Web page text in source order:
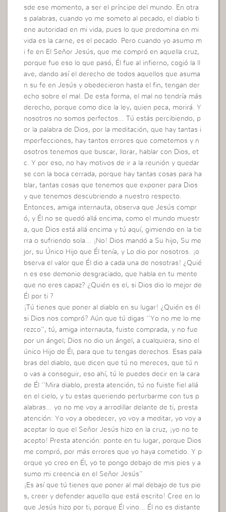
sde ese momento, a ser el príncipe del mundo. En otra
s palabras, cuando yo me someto al pecado, el diablo ti
ene autoridad en mi vida, pues lo que predomina en mi
vida es la carne, es el pecado. Pero cuando yo asumo m
i fe en El Señor Jesús, que me compró en aquella cruz,
porque fue eso lo que pasó, Él fue al infierno, cogió la ll
ave, dando así el derecho de todos aquellos que asuma
n su fe en Jesús y obedecieron hasta el fin, tengan der
echo sobre el mal. De esta forma, el mal no tendría más
derecho, porque como dice la ley, quien peca, morirá. Y
nosotros no somos perfectos… Tú estás percibiendo, p
or la palabra de Dios, por la meditación, que hay tantas i
mperfecciones, hay tantos errores que cometemos y n
osotros tenemos que buscar, llorar, hablar con Dios, et
c. Y por eso, no hay motivos de ir a la reunión y quedar
se con la boca cerrada, porque hay tantas cosas para ha
blar, tantas cosas que tenemos que exponer para Dios
y que tenemos descubriendo a nuestro respecto.
Entonces, amiga internauta, observa que Jesús compr
ó, y Él no se quedó allá encima, como el mundo muestr
a, que Dios está allá encima y tú aquí, gimiendo en la tie
rra o sufriendo sola… ¡No! Dios mandó a Su hijo, Su me
jor, su Único Hijo que Él tenía, y Lo dio por nosotros. ¡o
bserva el valor que Él dio a cada una de nosotras! ¿Quié
n es ese demonio desgraciado, que habla en tu mente
que no eres capaz? ¿Quién es el, si Dios dio lo mejor de
Él por ti ?
¡Tú tienes que poner al diablo en su lugar! ¿Quién es él
si Dios nos compró? Aún que tú digas ‘’Yo no me lo me
rezco’’, tú, amiga internauta, fuiste comprada, y no fue
por un ángel; Dios no dio un ángel, a cualquiera, sino el
único Hijo de Él, para que tu tengas derechos. Esas pala
bras del diablo, que dicen que tú no mereces, que tú n
o vas a conseguir, eso ahí, tú le puedes decir en la cara
de Él ‘’Mira diablo, presta atención, tú no fuiste fiel allá
en el cielo, y tu estas queriendo perturbarme con tus p
alabras… yo no me voy a arrodillar delante de ti, presta
atención: Yo voy a obedecer, yo voy a meditar, yo voy a
aceptar lo que el Señor Jesús hizo en la cruz, ¡yo no te
acepto! Presta atención: ponte en tu lugar, porque Dios
me compró, por más errores que yo haya cometido. Y p
orque yo creo en Él, yo te pongo debajo de mis pies y a
sumo mi creencia en el Señor Jesús’’
¡Es así que tú tienes que poner al mal debajo de tus pie
s, creer y defender aquello que está escrito! Cree en lo
que Jesús hizo por ti, porque Él vino… Él no es distante